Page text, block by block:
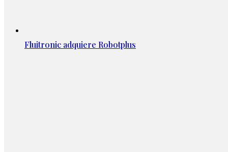
Fluitronic adquiere Robotplus